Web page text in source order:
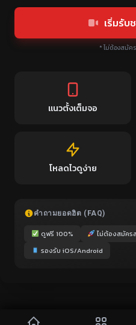
เริ่มรั
* ไม่ต้องสมัค
แนวตั้งเต็มจอ
โหลดไวดูง่าย
คำถามยอดฮิต (FAQ)
ดูฟรี 100%
ไม่ต้องสมัคร
รองรับ iOS/Android